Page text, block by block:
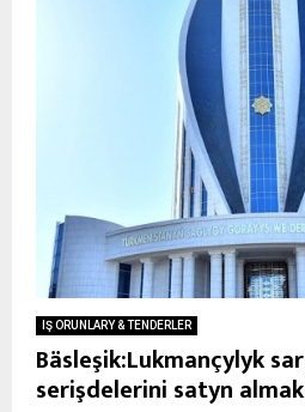
IŞ ORUNLARY & TENDERLER
Bäsleşik:Lukmançylyk
serişdelerini satyn almak